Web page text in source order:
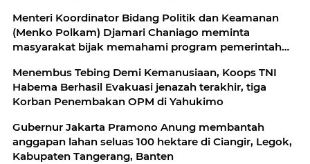
Menteri Koordinator Bidang Politik dan Keamanan
(Menko Polkam) Djamari Chaniago meminta
masyarakat bijak memahami program pemerintah
Menembus Tebing Demi Kemanusiaan, Koops TNI
Habema Berhasil Evakuasi jenazah terakhir, tiga
Korban Penembakan OPM di Yahukimo
Gubernur Jakarta Pramono Anung membantah
anggapan lahan seluas 100 hektare di Ciangir, Legok,
Kabupaten Tangerang, Banten